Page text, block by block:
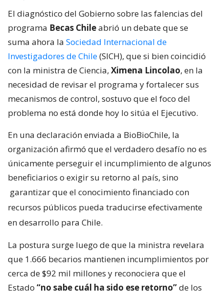
El diagnóstico del Gobierno sobre las falencias del
programa Becas Chileabrió un debate que se
suma ahora la Sociedad Internacional de
Investigadores de Chile(SICH), que si bien coincidió
con la ministra de Ciencia, Ximena Lincolao, en la
necesidad de revisar el programa y fortalecer sus
mecanismos de control, sostuvo que el foco del
problema no está donde hoy lo sitúa el Ejecutivo.
En una declaración enviada a BioBioChile, la
organización afirmó que el verdadero desafío no es
únicamente perseguir el incumplimiento de algunos
beneficiarios o exigir su retorno al país, sino
garantizar que el conocimiento financiado con
recursos públicos pueda traducirse efectivamente
en desarrollo para Chile.
La postura surge luego de que la ministra revelara
que 1.666 becarios mantienen incumplimientos por
cerca de $92 mil millones y reconociera que el
Estado “no sabe cuál ha sido ese retorno”de los